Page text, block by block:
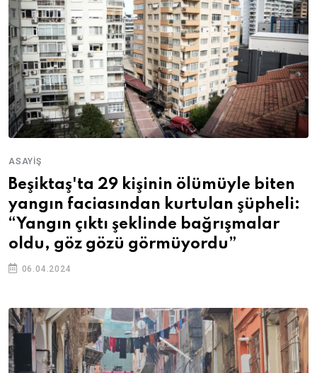
ASAYIŞ
Beşiktaş'ta 29 kişinin ölümüyle biten
yangın faciasından kurtulan şüpheli:
“Yangın çıktı şeklinde bağrışmalar
oldu, göz gözü görmüyordu”
06.04.2024